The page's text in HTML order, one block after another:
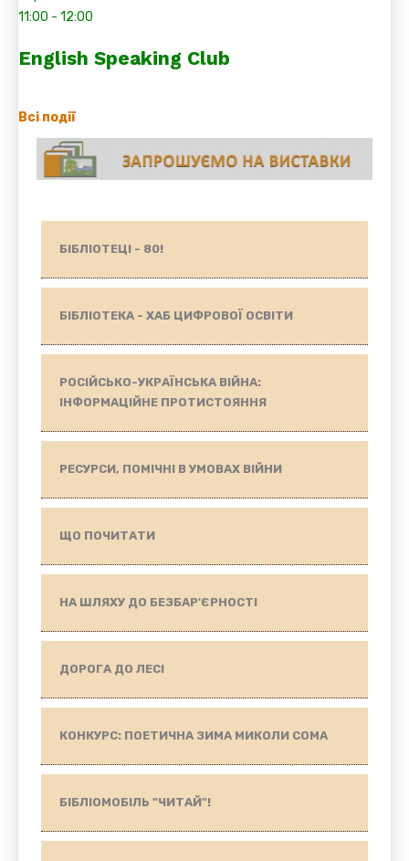
11:00 - 12:00
English Speaking Club
Всі події
БІБЛІОТЕЦІ - 80!
БІБЛІОТЕКА - ХАБ ЦИФРОВОЇ ОСВІТИ
РОСІЙСЬКО-УКРАЇНСЬКА ВІЙНА:
ІНФОРМАЦІЙНЕ ПРОТИСТОЯННЯ
РЕСУРСИ, ПОМІЧНІ В УМОВАХ ВІЙНИ
ЩО ПОЧИТАТИ
НА ШЛЯХУ ДО БЕЗБАР'ЄРНОСТІ
ДОРОГА ДО ЛЕСІ
КОНКУРС: ПОЕТИЧНА ЗИМА МИКОЛИ СОМА
БІБЛІОМОБІЛЬ "ЧИТАЙ"!